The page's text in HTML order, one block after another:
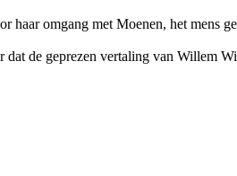
haar omgang met Moenen, het mens
de geprezen vertaling van Willem